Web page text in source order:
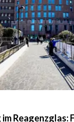
Reagenzglas: